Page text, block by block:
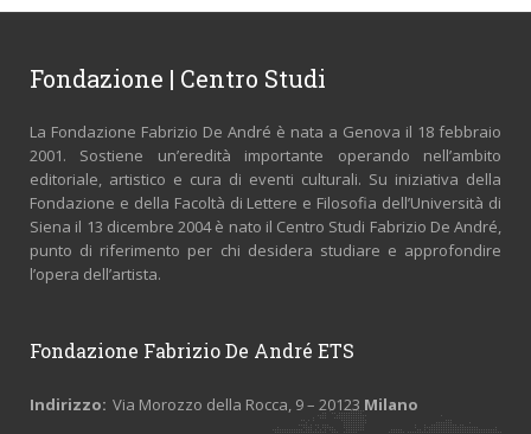
Fondazione | Centro Studi
La Fondazione Fabrizio De André è nata a Genova il 18 febbraio
2001. Sostiene un’eredità importante operando nell’ambito
editoriale, artistico e cura di eventi culturali. Su iniziativa della
Fondazione e della Facoltà di Lettere e Filosofia dell’Università di
Siena il 13 dicembre 2004 è nato il Centro Studi Fabrizio De André,
punto di riferimento per chi desidera studiare e approfondire
l’opera dell’artista.
Fondazione Fabrizio De André ETS
Indirizzo: Via Morozzo della Rocca, 9 – 20123 Milano